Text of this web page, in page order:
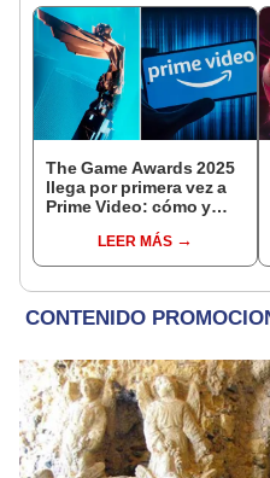
The Game Awards 2025
llega por primera vez a
Prime Video: cómo y
LEER MÁS